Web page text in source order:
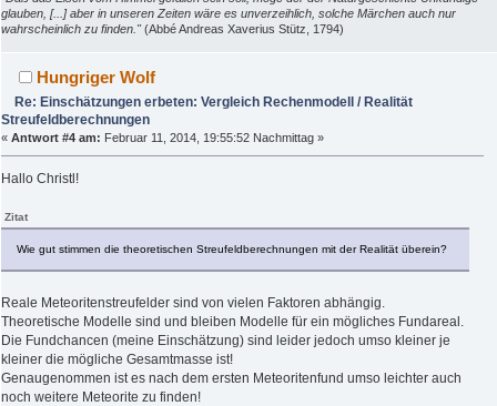
glauben, [...] aber in unseren Zeiten wäre es unverzeihlich, solche Märchen auch nur
wahrscheinlich zu finden."(Abbé Andreas Xaverius Stütz, 1794)
Hungriger Wolf
Re: Einschätzungen erbeten: Vergleich Rechenmodell / Realität
Streufeldberechnungen
« Antwort #4 am: Februar 11, 2014, 19:55:52 Nachmittag »
Hallo Christl!
Zitat
Wie gut stimmen die theoretischen Streufeldberechnungen mit der Realität überein?
Reale Meteoritenstreufelder sind von vielen Faktoren abhängig.
Theoretische Modelle sind und bleiben Modelle für ein mögliches Fundareal.
Die Fundchancen (meine Einschätzung) sind leider jedoch umso kleiner je
kleiner die mögliche Gesamtmasse ist!
Genaugenommen ist es nach dem ersten Meteoritenfund umso leichter auch
noch weitere Meteorite zu finden!